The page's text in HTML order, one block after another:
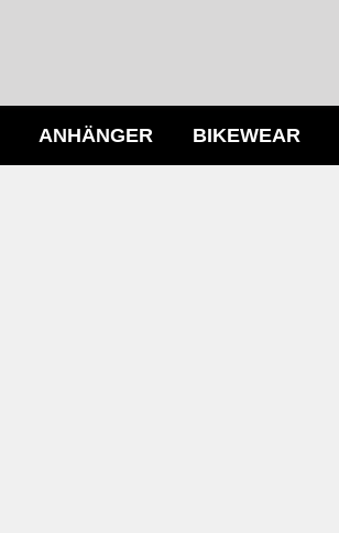
ANHÄNGER BIKEWEAR